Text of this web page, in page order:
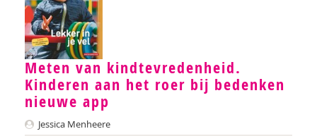
Annika de Haan
Chris De Kimpe
Jan De Mets
Franky De Meyer
Petra de Voogd-Klinkhamer
Meten van kindtevredenheid.
Kinderen aan het roer bij bedenken
nieuwe app
Jessica Menheere